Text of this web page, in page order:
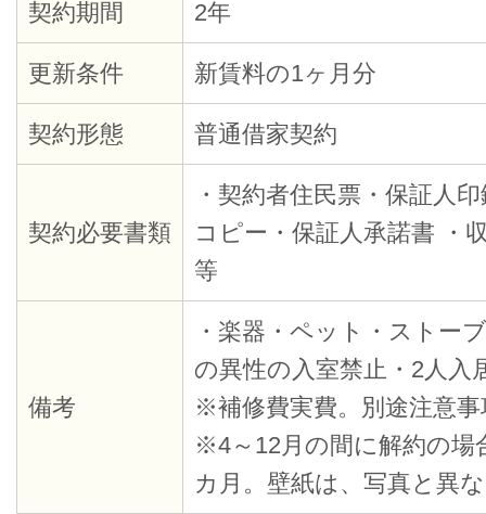
契約期間 2年
更新条件 新賃料の1ヶ月分
契約形態 普通借家契約
契約必要書類
・契約者住民票・保証人
コピー・保証人承諾書 ・
等
備考
・楽器・ペット・ストー
の異性の入室禁止・2人入
※補修費実費。別途注意
※4～12月の間に解約の場
カ月。壁紙は、写真と異